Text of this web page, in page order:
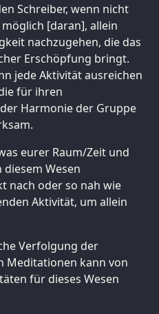
Schreiber, wenn nicht
[daran], allein
nachzugehen, die das
Erschöpfung bringt.
jede Aktivität ausreichen
für ihren
Harmonie der Gruppe
eurer Raum/Zeit und
diesem Wesen
nach oder so nah wie
Aktivität, um allein
Verfolgung der
Meditationen kann von
für dieses Wesen